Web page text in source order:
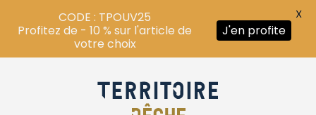
CODE : TPOUV25
Profitez de - 10 % sur l'article de
votre choix
J'en profite
X